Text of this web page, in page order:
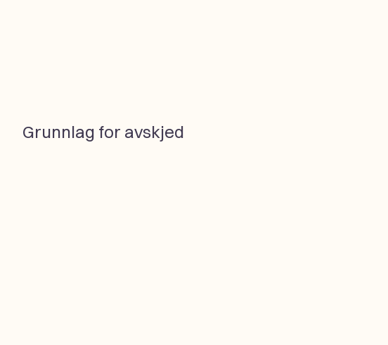
Grunnlag for avskjed